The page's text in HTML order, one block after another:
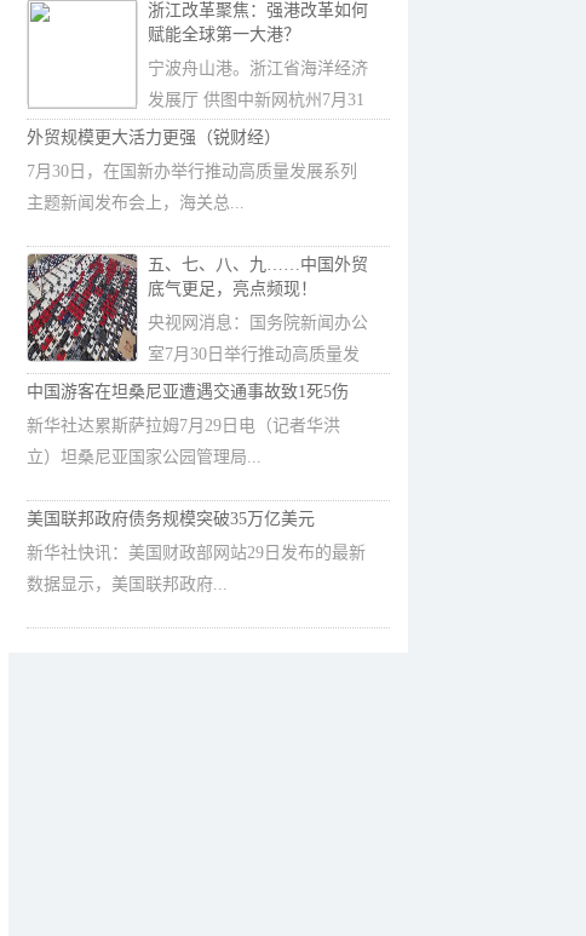
浙江改革聚焦：强港改革如何
赋能全球第一大港？
宁波舟山港。浙江省海洋经济
发展厅 供图中新网杭州7月31
日电(王逸...
外贸规模更大活力更强（锐财经）
7月30日，在国新办举行推动高质量发展系列
主题新闻发布会上，海关总...
五、七、八、九……中国外贸
底气更足，亮点频现！
央视网消息：国务院新闻办公
室7月30日举行推动高质量发
展系列主题新...
中国游客在坦桑尼亚遭遇交通事故致1死5伤
新华社达累斯萨拉姆7月29日电（记者华洪
立）坦桑尼亚国家公园管理局...
美国联邦政府债务规模突破35万亿美元
新华社快讯：美国财政部网站29日发布的最新
数据显示，美国联邦政府...